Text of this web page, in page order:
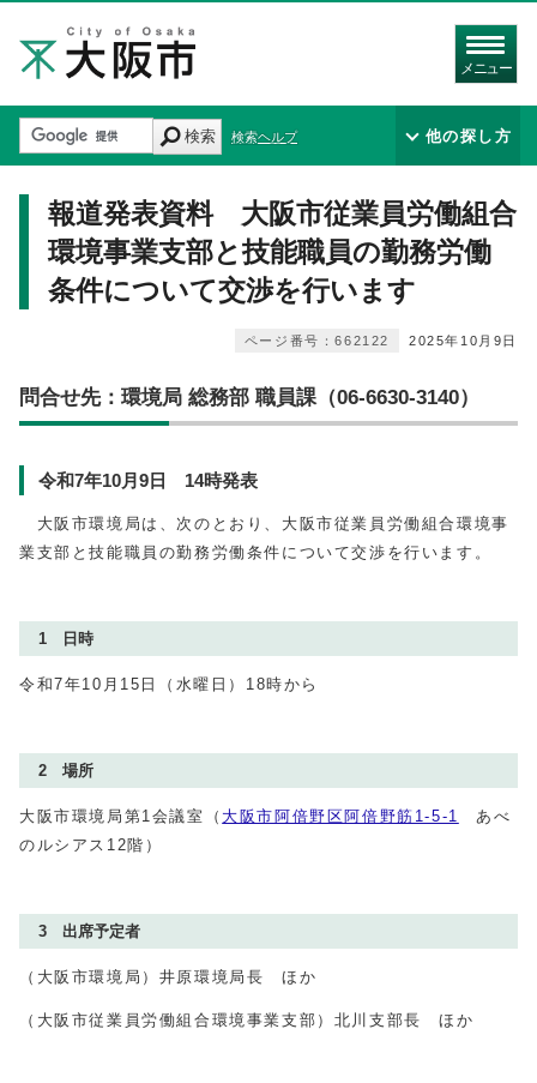
メニュー
検索 検索ヘルプ 他の探し方
報道発表資料 大阪市従業員労働組合
環境事業支部と技能職員の勤務労働
条件について交渉を行います
2025年10月9日
ページ番号：662122
問合せ先：環境局 総務部 職員課（06-6630-3140）
令和7年10月9日 14時発表
大阪市環境局は、次のとおり、大阪市従業員労働組合環境事
業支部と技能職員の勤務労働条件について交渉を行います。
1 日時
令和7年10月15日（水曜日）18時から
2 場所
大阪市環境局第1会議室（ 大阪市阿倍野区阿倍野筋1-5-1
あべ
のルシアス12階）
3 出席予定者
（大阪市環境局）井原環境局長 ほか
（大阪市従業員労働組合環境事業支部）北川支部長 ほか